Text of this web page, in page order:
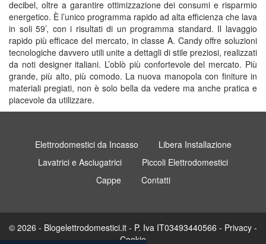
decibel, oltre a garantire ottimizzazione dei consumi e risparmio
energetico. È l’unico programma rapido ad alta efficienza che lava
in soli 59’, con i risultati di un programma standard. Il lavaggio
rapido più efficace del mercato, in classe A. Candy offre soluzioni
tecnologiche davvero utili unite a dettagli di stile preziosi, realizzati
da noti designer italiani. L’oblò più confortevole del mercato. Più
grande, più alto, più comodo. La nuova manopola con finiture in
materiali pregiati, non è solo bella da vedere ma anche pratica e
piacevole da utilizzare.
Elettrodomestici da Incasso
Libera Installazione
Lavatrici e Asciugatrici
Piccoli Elettrodomestici
Cappe
Contatti
© 2026 - Blogelettrodomestici.it - P. Iva IT03493440566 - Privacy -
Cookie